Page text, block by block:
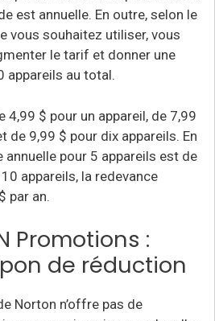
est annuelle. En outre, selon le
vous souhaitez utiliser, vous
le tarif et donner une
appareils au total.
4,99 $ pour un appareil, de 7,99
de 9,99 $ pour dix appareils. En
annuelle pour 5 appareils est de
appareils, la redevance
par an.
Promotions :
de réduction
Norton n’offre pas de